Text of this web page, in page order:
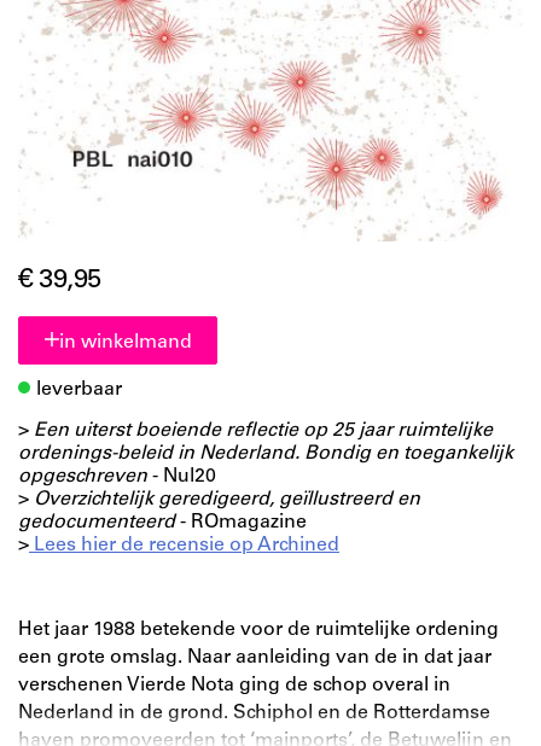
€ 39,95
in winkelmand
leverbaar
> Een uiterst boeiende reflectie op 25 jaar ruimtelijke
ordenings-beleid in Nederland. Bondig en toegankelijk
opgeschreven - Nul20
> Overzichtelijk geredigeerd, geïllustreerd en
gedocumenteerd- ROmagazine
> Lees hier de recensie op Archined
Het jaar 1988 betekende voor de ruimtelijke ordening
een grote omslag. Naar aanleiding van de in dat jaar
verschenen Vierde Nota ging de schop overal in
Nederland in de grond. Schiphol en de Rotterdamse
haven promoveerden tot ‘mainports’, de Betuwelijn en